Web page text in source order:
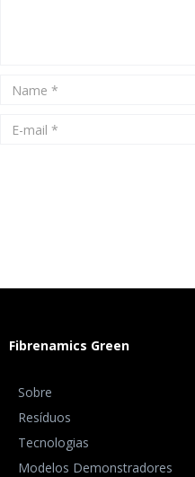
Fibrenamics Green
Sobre
Resíduos
Tecnologias
Modelos Demonstradores